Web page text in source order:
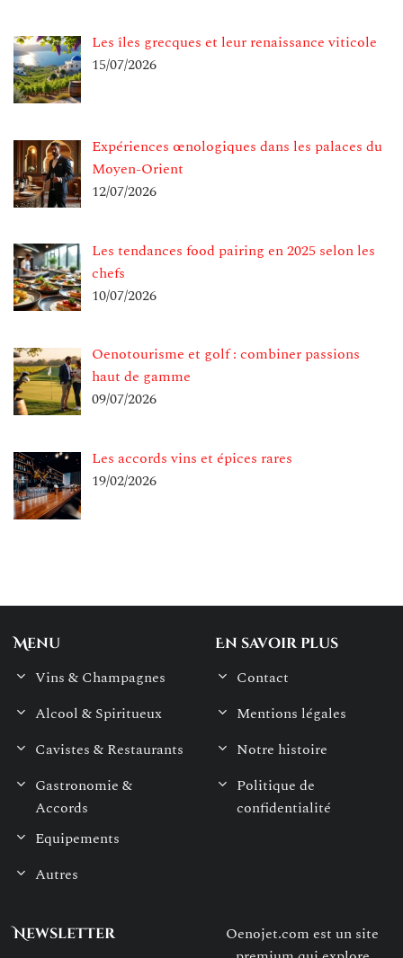
Les îles grecques et leur renaissance viticole
15/07/2026
Expériences œnologiques dans les palaces du
Moyen-Orient
12/07/2026
Les tendances food pairing en 2025 selon les
chefs
10/07/2026
Oenotourisme et golf : combiner passions
haut de gamme
09/07/2026
Les accords vins et épices rares
19/02/2026
Menu
Vins & Champagnes
Alcool & Spiritueux
Cavistes & Restaurants
Gastronomie &
Accords
Equipements
Autres
En savoir plus
Contact
Mentions légales
Notre histoire
Politique de
confidentialité
Newsletter
Oenojet.com est un site